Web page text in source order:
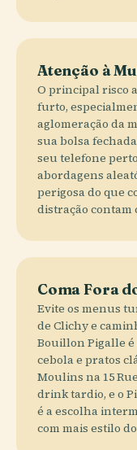
Atenção à
O principal risco
furto,
aglomeração da
sua bolsa
seu telefone
abordagens
perigosa do que
distração contam
Coma Fora
Evite os menus
de Clichy e
Bouillon Pigalle é
cebola e pratos
Moulins na 15
drink tardio, e o
é a escolha
com mais estilo